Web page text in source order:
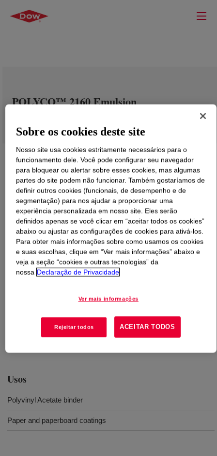
POLYCO™ 2160 Emulsion
O que éPOLYCO™ 2160 Emulsion?
Carboxylated Polyvinyl Acetate Homopolymer with
excellent mechanical stability and very low grit levels.
and excellent water resistance. Minimizes "water
receptivity, glueability, and brightness with very low odor.
Usos
Polyvinyl Acetate binder
Paper and paperboard coatings
Sobre os cookies deste site
Nosso site usa cookies estritamente necessários para o
funcionamento dele. Você pode configurar seu navegador
para bloquear ou alertar sobre esses cookies, mas algumas
partes do site podem não funcionar. Também gostaríamos de
definir outros cookies (funcionais, de desempenho e de
segmentação) para nos ajudar a proporcionar uma
experiência personalizada em nosso site. Eles serão
definidos apenas se você clicar em “aceitar todos os cookies”
abaixo ou ajustar as configurações de cookies para ativá-los.
Para obter mais informações sobre como usamos os cookies
e suas escolhas, clique em “Ver mais informações” abaixo e
veja a seção “cookies e outras tecnologias” da
nossa Declaração de Privacidade
Ver mais informações
Rejeitar todos ACEITAR TODOS